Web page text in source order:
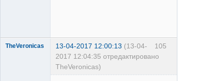
105
TheVeronicas 13-04-2017 12:00:13 (13-04-
2017 12:04:35 отредактировано
TheVeronicas)